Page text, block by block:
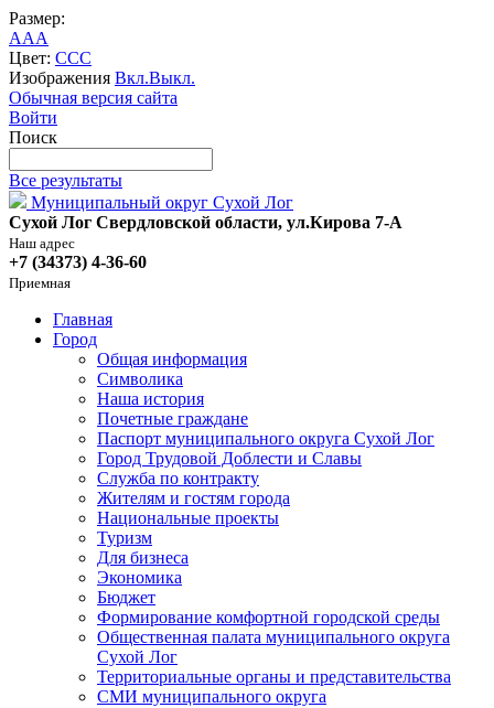
Размер:
AAA
Цвет: CCC
Изображения Вкл.Выкл.
Обычная версия сайта
Войти
Поиск
Все результаты
Муниципальный округ Сухой Лог
Сухой Лог Свердловской области, ул.Кирова 7-А
Наш адрес
+7 (34373) 4-36-60
Приемная
Главная
Город
Общая информация
Символика
Наша история
Почетные граждане
Паспорт муниципального округа Сухой Лог
Город Трудовой Доблести и Славы
Служба по контракту
Жителям и гостям города
Национальные проекты
Туризм
Для бизнеса
Экономика
Бюджет
Формирование комфортной городской среды
Общественная палата муниципального округа
Сухой Лог
Территориальные органы и представительства
СМИ муниципального округа